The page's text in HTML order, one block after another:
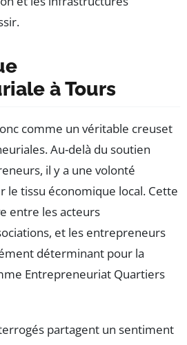
à Tours
comme un véritable creuset
Au-delà du soutien
il y a une volonté
le tissu économique local. Cette
entre les acteurs
et les entrepreneurs
déterminant pour la
Entrepreneuriat Quartiers
partagent un sentiment